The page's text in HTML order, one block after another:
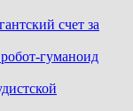
счет за
гуманоид